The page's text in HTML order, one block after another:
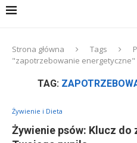
Strona główna Tags
"zapotrzebowanie energetyczne"
TAG:
Żywienie i Dieta
Żywienie psów: Klucz